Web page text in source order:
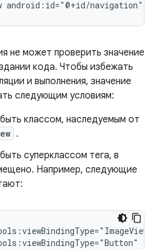
android:id="@+id/navigation"
не может проверить значение
кода. Чтобы избежать
и выполнения, значение
следующим условиям:
классом, наследуемым от
.
суперклассом тега, в
Например, следующие